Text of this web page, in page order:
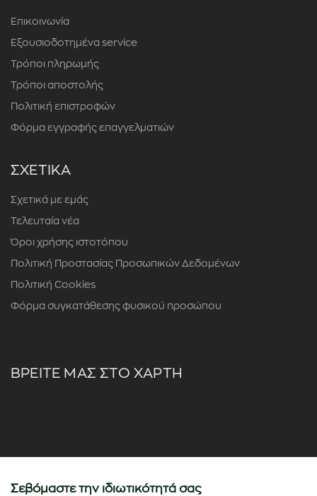
Επικοινωνία
Εξουσιοδοτημένα service
Τρόποι πληρωμής
Τρόποι αποστολής
Πολιτική επιστροφών
Φόρμα εγγραφής επαγγελματιών
ΣΧΕΤΙΚΑ
Σχετικά με εμάς
Τελευταία νέα
Όροι χρήσης ιστοτόπου
Πολιτική Προστασίας Προσωπικών Δεδομένων
Πολιτική Cookies
Φόρμα συγκατάθεσης φυσικού προσώπου
ΒΡΕΙΤΕ ΜΑΣ ΣΤΟ ΧΑΡΤΗ
Σεβόμαστε την ιδιωτικότητά σας